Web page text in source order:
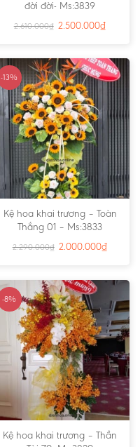
đời đời- Ms:3839
2.610.000₫ 2.500.000₫
-13%
Kệ hoa khai trương – Toàn
Thắng 01 – Ms:3833
2.290.000₫ 2.000.000₫
-8%
Kệ hoa khai trương – Thần